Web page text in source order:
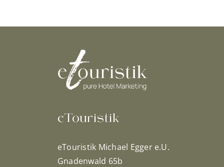
eTouristik
eTouristik Michael Egger e.U.
Gnadenwald 65b